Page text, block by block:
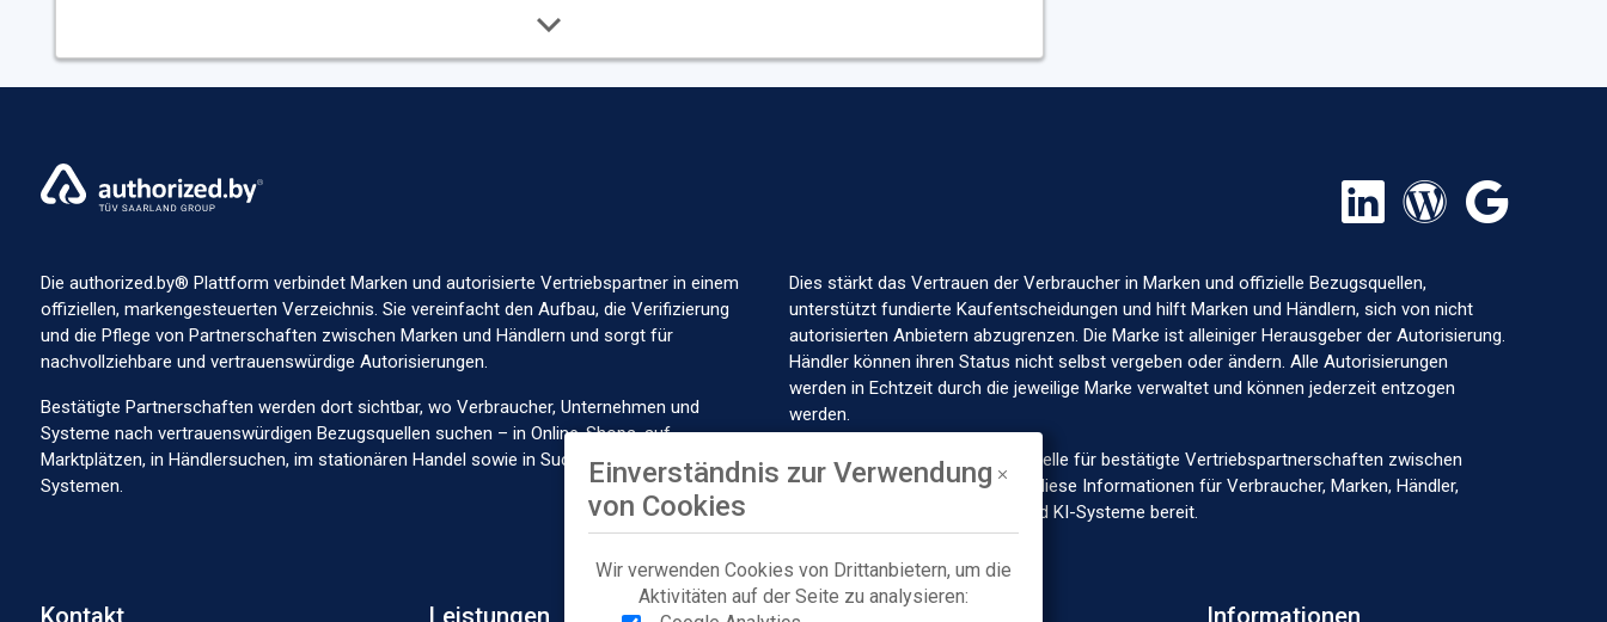
Autorisiert seit 07.10.2022 Autorisiert seit 07.10.2022 Autorisiert seit 20.10.2023
Autorisiert seit 07.10.2022 Autorisiert seit 10.10.2022
Autorisiert seit 07.10.2022 Autorisiert seit 10.10.2022 Autorisiert seit 07.10.2022
Die authorized.by® Plattform verbindet Marken und autorisierte Vertriebspartner in einem
offiziellen, markengesteuerten Verzeichnis. Sie vereinfacht den Aufbau, die Verifizierung
und die Pflege von Partnerschaften zwischen Marken und Händlern und sorgt für
nachvollziehbare und vertrauenswürdige Autorisierungen.
Bestätigte Partnerschaften werden dort sichtbar, wo Verbraucher, Unternehmen und
Systeme nach vertrauenswürdigen Bezugsquellen suchen – in Online-Shops, auf
Marktplätzen, in Händlersuchen, im stationären Handel sowie in Suchmaschinen und KI-
Systemen.
Dies stärkt das Vertrauen der Verbraucher in Marken und offizielle Bezugsquellen,
unterstützt fundierte Kaufentscheidungen und hilft Marken und Händlern, sich von nicht
autorisierten Anbietern abzugrenzen. Die Marke ist alleiniger Herausgeber der Autorisierung.
Händler können ihren Status nicht selbst vergeben oder ändern. Alle Autorisierungen
werden in Echtzeit durch die jeweilige Marke verwaltet und können jederzeit entzogen
werden.
authorized.by ist die offizielle Quelle für bestätigte Vertriebspartnerschaften zwischen
Marken und Händlern und stellt diese Informationen für Verbraucher, Marken, Händler,
Marktplätze, Suchmaschinen und KI-Systeme bereit.
Kontakt Leistungen Unternehmen Informationen
Einverständnis zur Verwendung
von Cookies
Wir verwenden Cookies von Drittanbietern, um die
Aktivitäten auf der Seite zu analysieren: